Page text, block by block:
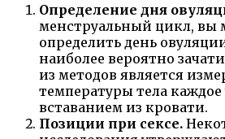
Определение дня
менструальный цикл, вы
определить день
наиболее вероятно
из методов является
температуры тела каждое
вставанием из кровати.
Позиции при сексе.